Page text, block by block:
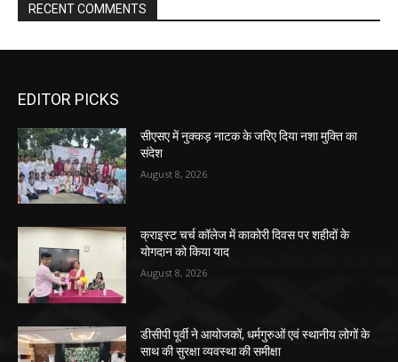
RECENT COMMENTS
EDITOR PICKS
सीएसए में नुक्कड़ नाटक के जरिए दिया नशा मुक्ति का
संदेश
August 8, 2026
क्राइस्ट चर्च कॉलेज में काकोरी दिवस पर शहीदों के
योगदान को किया याद
August 8, 2026
डीसीपी पूर्वी ने आयोजकों, धर्मगुरुओं एवं स्थानीय लोगों के
साथ की सुरक्षा व्यवस्था की समीक्षा